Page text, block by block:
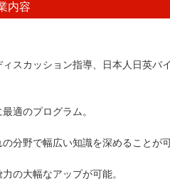
内容
スカッション指導、日本人日英バ
適のプログラム。
分野で幅広い知識を深めることが可
の大幅なアップが可能。